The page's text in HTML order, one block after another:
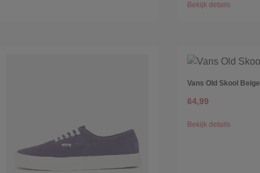
Bekijk details
Vans Old Skool Beige
64,99
Bekijk details